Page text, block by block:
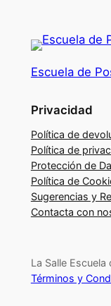
a
a
u
p
e
r
i
o
r
e
L
Escuela de
Privacidad
Política de
Política de
Protección de
Política de
Sugerencias y
Contacta con
La Salle
Términos y